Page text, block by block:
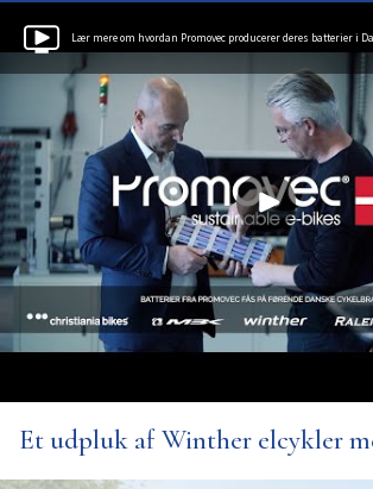
Lær mere om hvordan Promovec producerer deres batterier i
Et udpluk af Winther elcykler